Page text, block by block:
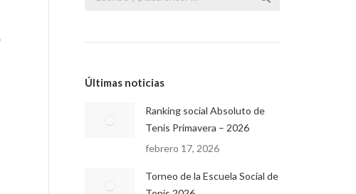
Últimas noticias
Ranking social Absoluto de
Tenis Primavera – 2026
febrero 17, 2026
Torneo de la Escuela Social de